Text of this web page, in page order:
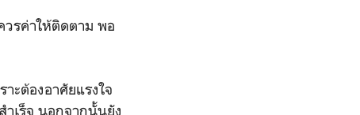
วรค่าให้ติดตาม พอ
ะต้องอาศัยแรงใจ
ำเร็จ นอกจากนั้นยัง